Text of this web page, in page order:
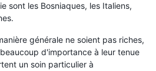
sont les Bosniaques, les Italiens,
générale ne soient pas riches,
d'importance à leur tenue
un soin particulier à